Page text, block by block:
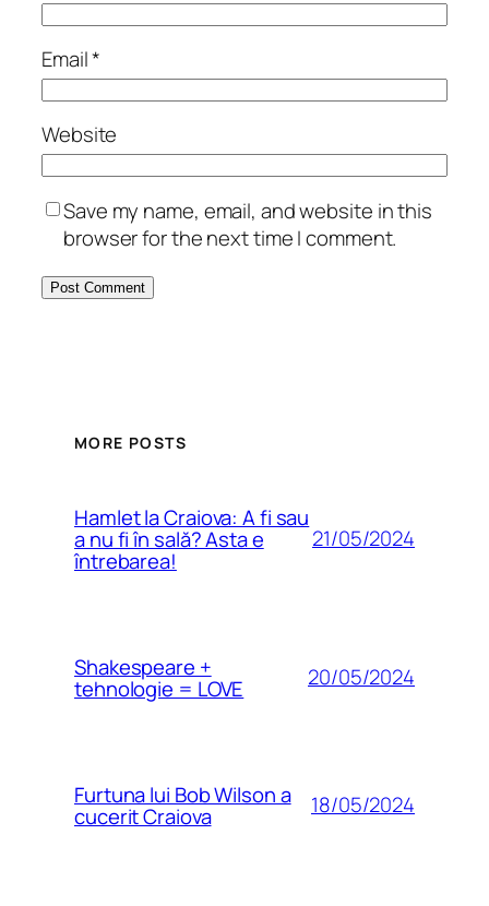
Email*
Website
Save my name, email, and website in this
browser for the next time I comment.
MORE POSTS
Hamlet la Craiova: A fi sau
a nu fi în sală? Asta e
întrebarea!
21/05/2024
Shakespeare +
tehnologie = LOVE 20/05/2024
Furtuna lui Bob Wilson a
cucerit Craiova 18/05/2024